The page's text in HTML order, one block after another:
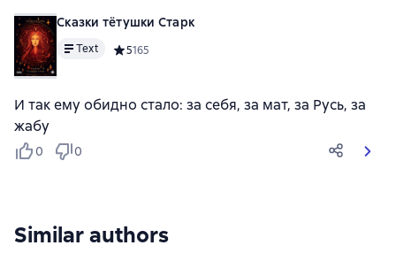
Сказки тётушки Старк
Text Средний рейтинг 5 на основе 165 оценок
5165
И так ему обидно стало: за себя, за мат, за Русь, за
жабу
0 0
Similar authors